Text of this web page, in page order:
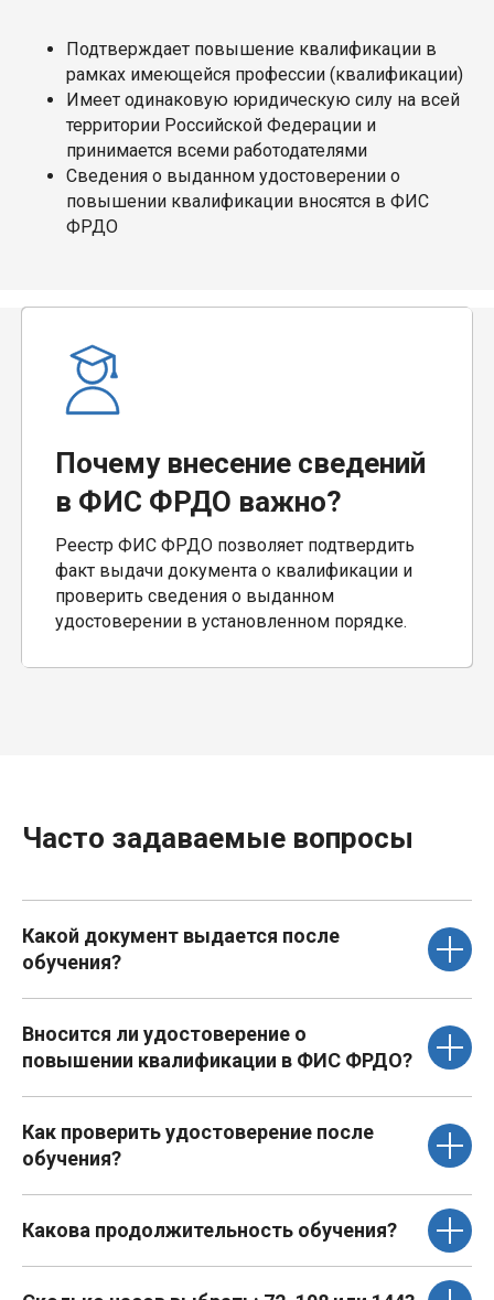
Подтверждает повышение квалификации в
рамках имеющейся профессии (квалификации)
Имеет одинаковую юридическую силу на всей
территории Российской Федерации и
принимается всеми работодателями
Сведения о выданном удостоверении о
повышении квалификации вносятся в ФИС
ФРДО
Почему внесение сведений
в ФИС ФРДО важно?
Реестр ФИС ФРДО позволяет подтвердить
факт выдачи документа о квалификации и
проверить сведения о выданном
удостоверении в установленном порядке.
Часто задаваемые вопросы
Какой документ выдается после
обучения?
Вносится ли удостоверение о
повышении квалификации в ФИС ФРДО?
Как проверить удостоверение после
обучения?
Какова продолжительность обучения?